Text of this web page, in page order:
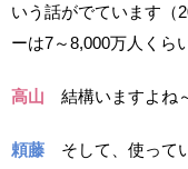
いう話がでています（
ーは7～8,000万人くら
高山 結構いますよね
頼藤 そして、使って